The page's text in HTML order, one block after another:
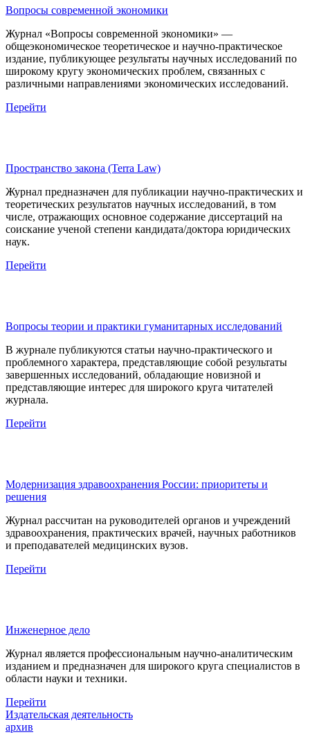
Вопросы современной экономики
Журнал «Вопросы современной экономики» —
общеэкономическое теоретическое и научно-практическое
издание, публикующее результаты научных исследований по
широкому кругу экономических проблем, связанных с
различными направлениями экономических исследований.
Перейти
Пространство закона (Terra Law)
Журнал предназначен для публикации научно-практических и
теоретических результатов научных исследований, в том
числе, отражающих основное содержание диссертаций на
соискание ученой степени кандидата/доктора юридических
наук.
Перейти
Вопросы теории и практики гуманитарных исследований
В журнале публикуются статьи научно-практического и
проблемного характера, представляющие собой результаты
завершенных исследований, обладающие новизной и
представляющие интерес для широкого круга читателей
журнала.
Перейти
Модернизация здравоохранения России: приоритеты и
решения
Журнал рассчитан на руководителей органов и учреждений
здравоохранения, практических врачей, научных работников
и преподавателей медицинских вузов.
Перейти
Инженерное дело
Журнал является профессиональным научно-аналитическим
изданием и предназначен для широкого круга специалистов в
области науки и техники.
Перейти
Издательская деятельность
архив